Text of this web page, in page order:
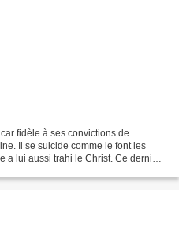
fidèle à ses convictions de
Il se suicide comme le font les
a lui aussi trahi le Christ. Ce dernier